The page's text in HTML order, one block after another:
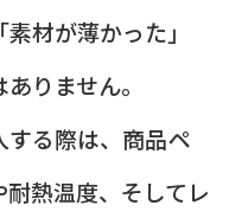
材が薄かった」
りません。
する際は、商品ペ
熱温度、そしてレ